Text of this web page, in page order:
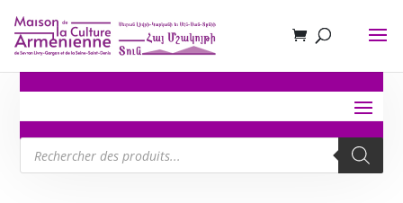
Recherche
de
produits